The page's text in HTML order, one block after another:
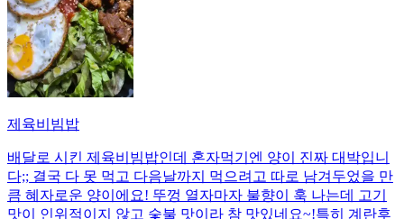
제육비빔밥
배달로 시킨 제육비빔밥인데 혼자먹기엔 양이 진짜 대박입니
다;; 결국 다 못 먹고 다음날까지 먹으려고 따로 남겨두었을 만
큼 혜자로운 양이에요! 뚜껑 열자마자 불향이 훅 나는데 고기
맛이 인위적이지 않고 숯불 맛이라 참 맛있네요~!특히 계란후